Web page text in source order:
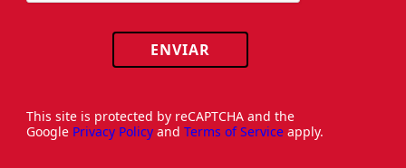
ENVIAR
This site is protected by reCAPTCHA and the
Google Privacy Policy and Terms of Service apply.